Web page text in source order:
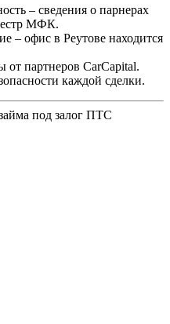
– сведения о парнерах
МФК.
– офис в Реутове находится
от партнеров CarCapital.
каждой сделки.
под залог ПТС